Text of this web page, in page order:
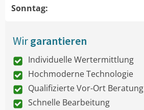
Sonntag:
Wirgarantieren
Individuelle Wertermittlung
Hochmoderne Technologie
Qualifizierte Vor-Ort Beratung
Schnelle Bearbeitung